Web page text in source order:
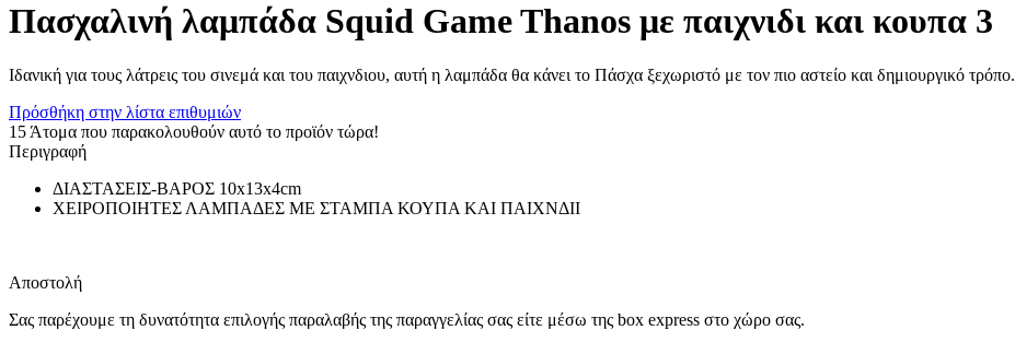
Πασχαλινή λαμπάδα Squid Game Thanos με παιχνιδι και κουπα 3
Ιδανική για τους λάτρεις του σινεμά και του παιχνδιου, αυτή η λαμπάδα θα κάνει το Πάσχα ξεχωριστό με τον πιο αστείο και δημιουργικό τρόπο.
Πρόσθήκη στην λίστα επιθυμιών
15 Άτομα που παρακολουθούν αυτό το προϊόν τώρα!
Περιγραφή
ΔΙΑΣΤΑΣΕΙΣ-ΒΑΡΟΣ 10x13x4cm
ΧΕΙΡΟΠΟΙΗΤΕΣ ΛΑΜΠΑΔΕΣ ΜΕ ΣΤΑΜΠΑ ΚΟΥΠΑ ΚΑΙ ΠΑΙΧΝΔΙΙ
Αποστολή
Σας παρέχουμε τη δυνατότητα επιλογής παραλαβής της παραγγελίας σας είτε μέσω της box express στο χώρο σας.